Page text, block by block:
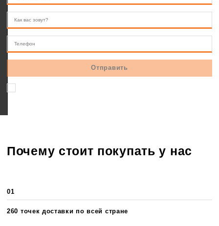
Почему стоит покупать у нас
01
260 точек доставки по всей стране